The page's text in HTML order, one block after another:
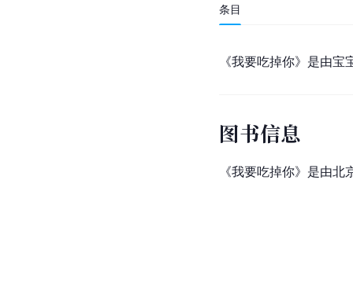
条目
《我要吃掉你》是由
图书信息
《我要吃掉你》是由北